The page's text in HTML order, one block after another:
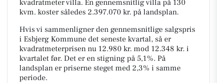
kvadratmeter villa. En gennemsnitlig villa på 130
kvm. koster således 2.397.070 kr. på landsplan.
Hvis vi sammenligner den gennemsnitlige salgspris
i Esbjerg Kommune det seneste kvartal, så er
kvadratmeterprisen nu 12.980 kr. mod 12.348 kr. i
kvartalet før. Det er en stigning på 5,1%. På
landsplan er priserne steget med 2,3% i samme
periode.